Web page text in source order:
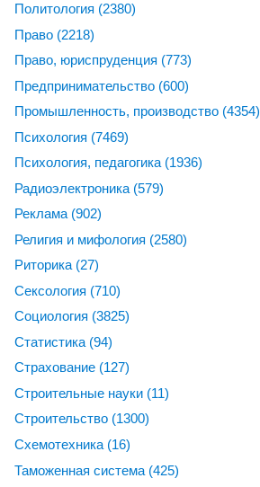
Политология (2380)
Право (2218)
Право, юриспруденция (773)
Предпринимательство (600)
Промышленность, производство (4354)
Психология (7469)
Психология, педагогика (1936)
Радиоэлектроника (579)
Реклама (902)
Религия и мифология (2580)
Риторика (27)
Сексология (710)
Социология (3825)
Статистика (94)
Страхование (127)
Строительные науки (11)
Строительство (1300)
Схемотехника (16)
Таможенная система (425)